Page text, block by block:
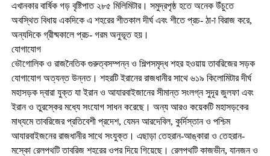
এখানকার বার্ষিক গড় বৃষ্টিপাত ২৮৫ মিলিমিটার। সমুদ্রপৃষ্ঠ হতে অনেক উঁচুতে
অবস্থিত বিধায় একদিকে এ শহরের শীতকাল দীর্ঘ এবং শীতে প্রচ- ঠা-া বিরাজ করে,
অন্যদিকে গ্রীষ্মকালে প্রচ- গরম অনুভূত হয়।
যোগাযোগ
ভৌগোলিক ও রাজনৈতিক গুরুত্বসম্পন্ন ও শিল্পসমৃদ্ধ শহর হওয়ায় তাবরিজের সড়ক
যোগাযোগ অত্যন্ত উন্নত। শহরটি ইরানের রাজধানীর সাথে ৬১৯ কিলোমিটার দীর্ঘ
মহাসড়ক দ্বারা যুক্ত যা ইরান ও আযারবাইজানের সীমান্ত সংলগ্ন সুদূর জুলফা এবং
ইরান ও তুরস্কের মধ্যে সংযোগ সাধন করেছে। অন্য আরও কয়েকটি মহাসড়কের
মাধ্যমে তাবরিজের প্রতিবেশী প্রদেশ, যেমন আরদেবিল, কুর্দিস্তান ও পশ্চিম
আযারবাইজনের রাজধানীর সাথে সংযুক্ত। এছাড়া তেহরান-আঙ্কারা ও তেহরান-
মস্কো রেলপথটি তাবরিজ শহরের ওপর দিয়ে গিয়েছে। রেলপথটি কাজভীন, যানজন ও